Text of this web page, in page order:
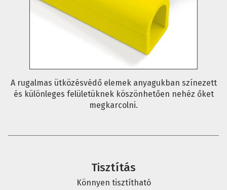
A rugalmas ütközésvédő elemek anyagukban színezett
és különleges felületüknek köszönhetően nehéz őket
megkarcolni.
Tisztítás
Könnyen tisztítható